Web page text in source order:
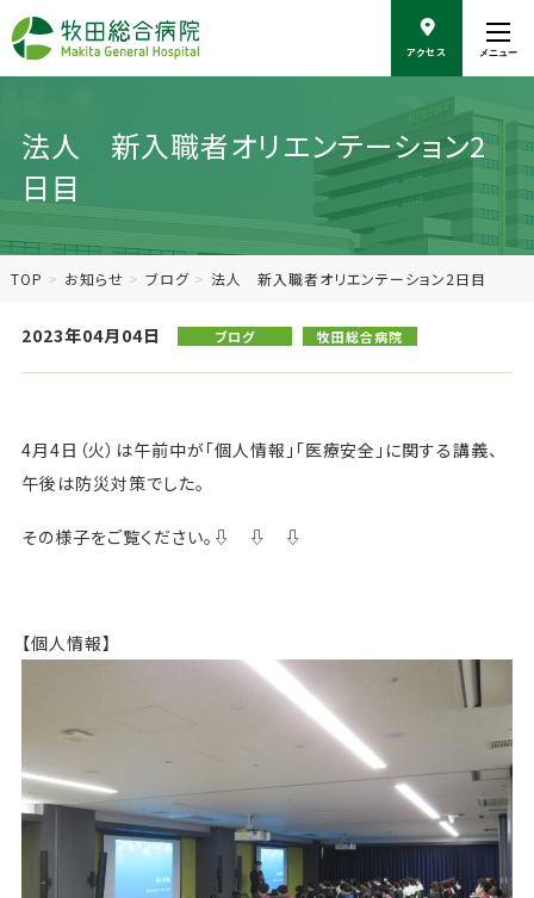
の
本
動
アクセス メニュー
法人 新入職者オリエンテーション2
日目
TOP お知らせ ブログ 法人 新入職者オリエンテーション2日目
2023年04月04日 ブログ 牧田総合病院
4月4日（火）は午前中が「個人情報」「医療安全」に関する講義、
午後は防災対策でした。
その様子をご覧ください。⇩ ⇩ ⇩
【個人情報】